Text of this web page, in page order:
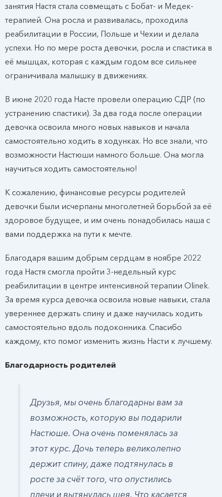
занятия Настя стала совмещать с Бобат- и Медек-
терапией. Она росла и развивалась, проходила
реабилитации в России, Польше и Чехии и делала
успехи. Но по мере роста девочки, росла и спастика в
её мышцах, которая с каждым годом все сильнее
ограничивала малышку в движениях.
В июне 2020 года Насте провели операцию СДР (по
устранению спастики). За два года после операции
девочка освоила много новых навыков и начала
самостоятельно ходить в ходунках. Но все знали, что
возможности Настюши намного больше. Она могла
научиться ходить самостоятельно!
К сожалению, финансовые ресурсы родителей
девочки были исчерпаны многолетней борьбой за её
здоровое будущее, и им очень понадобилась наша с
вами поддержка на пути к мечте.
Благодаря вашим добрым сердцам в ноябре 2022
года Настя смогла пройти 3-недельный курс
реабилитации в центре интенсивной терапии Olinek.
За время курса девочка освоила новые навыки, стала
увереннее держать спину и даже научилась ходить
самостоятельно вдоль подоконника. Спасибо
каждому, кто помог изменить жизнь Насти к лучшему.
Благодарность родителей
Друзья, мы очень благодарны вам за
возможность, которую вы подарили
Настюше. Она очень поменялась за
этот курс. Дочь теперь великолепно
держит спину, даже подтянулась в
росте за счёт того, что опустились
плечи и вытянулась шея. Что касается